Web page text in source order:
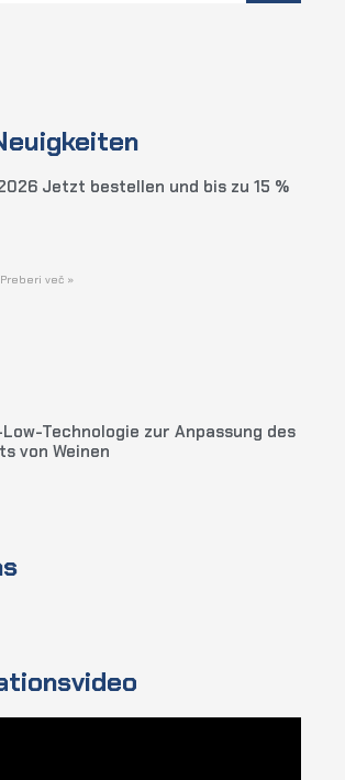
2026 Jetzt bestellen und bis zu 15 %
Preberi več »
Technologie zur Anpassung des
von Weinen